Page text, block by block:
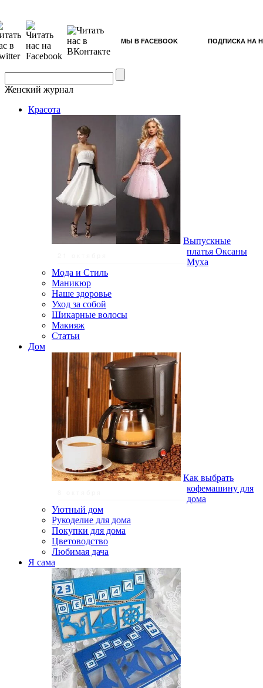
МЫ В FACEBOOK ПОДПИСКА НА
Женский журнал
Красота
Выпускные
платья Оксаны
Муха
Мода и Стиль
Маникюр
Наше здоровье
Уход за собой
Шикарные волосы
Макияж
Статьи
Дом
Как выбрать
кофемашину для
дома
Уютный дом
Рукоделие для дома
Покупки для дома
Цветоводство
Любимая дача
Я сама